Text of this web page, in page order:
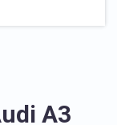
A3